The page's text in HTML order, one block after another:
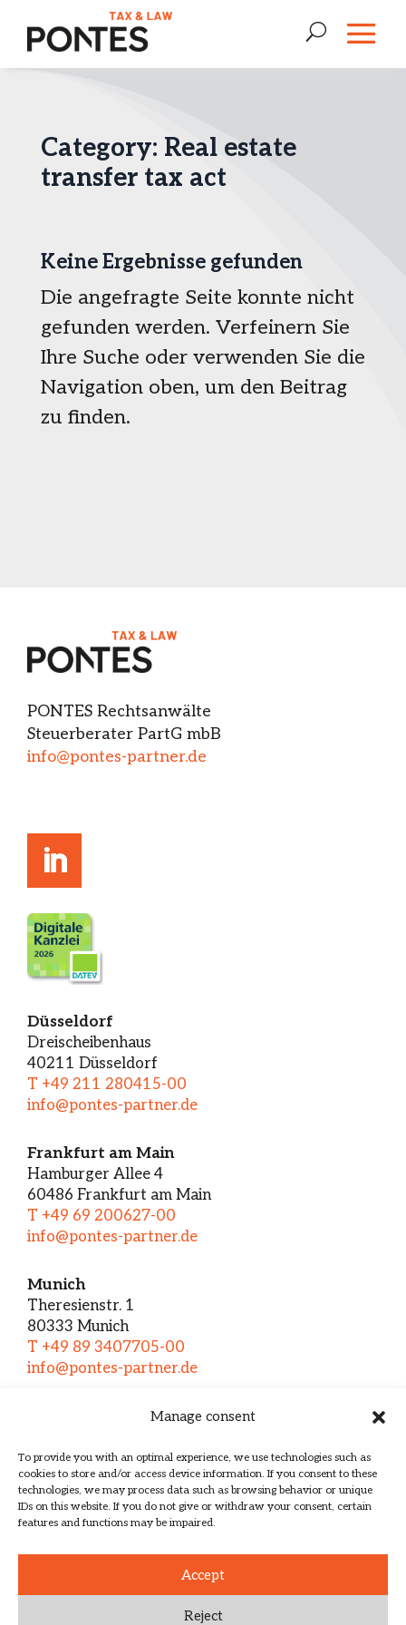
Manage consent
To provide you with an optimal experience, we use technologies such as
cookies to store and/or access device information. If you consent to these
technologies, we may process data such as browsing behavior or unique
IDs on this website. If you do not give or withdraw your consent, certain
features and functions may be impaired.
Accept
Reject
Category: Real estate
transfer tax act
Keine Ergebnisse gefunden
Die angefragte Seite konnte nicht
gefunden werden. Verfeinern Sie
Ihre Suche oder verwenden Sie die
Navigation oben, um den Beitrag
zu finden.
PONTES Rechtsanwälte
Steuerberater PartG mbB
info@pontes-partner.de
Düsseldorf
Dreischeibenhaus
40211 Düsseldorf
T +49 211 280415-00
info@pontes-partner.de
Frankfurt am Main
Hamburger Allee 4
60486 Frankfurt am Main
T +49 69 200627-00
info@pontes-partner.de
Munich
Theresienstr. 1
80333 Munich
T +49 89 3407705-00
info@pontes-partner.de
About us
Services
Team
Data protection